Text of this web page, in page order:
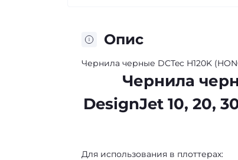
Опис
Чернила черные DCTec H120K
Чернила
DesignJet 10, 20,
Для использования в плоттерах: